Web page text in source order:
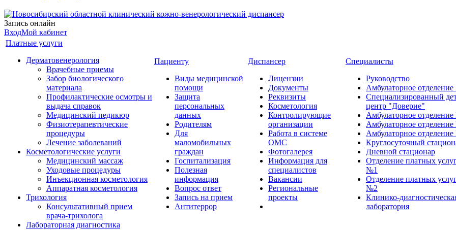
Запись онлайн
ВходМой кабинет
Платные услуги
Дерматовенерология
Врачебные приемы
Забор биологического
материала
Профилактические осмотры и
выдача справок
Медицинский педикюр
Физиотерапевтические
процедуры
Лечение заболеваний
Косметологические услуги
Медицинский массаж
Уходовые процедуры
Инъекционная косметология
Аппаратная косметология
Трихология
Консультативный прием
врача-трихолога
Лабораторная диагностика
Пациенту
Виды медицинской
помощи
Защита
персональных
данных
Родителям
Для
маломобильных
граждан
Госпитализация
Полезная
информация
Вопрос ответ
Запись на прием
Антитеррор
Диспансер
Лицензии
Документы
Реквизиты
Косметология
Контролирующие
организации
Работа в системе
ОМС
Фотогалерея
Информация для
специалистов
Вакансии
Региональные
проекты
Специалисты
Руководство
Амбулаторное
Специализированный
центр "Доверие"
Амбулаторное
Амбулаторное
Амбулаторное
Круглосуточный
Дневной стационар
Отделение платных
№1
Отделение платных
№2
Клинико-
лаборатория